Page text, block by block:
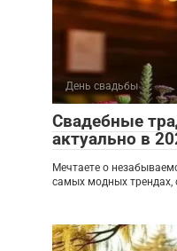
День свадьбы
Свадебные
актуально в
Мечтаете о
самых модных трендах,